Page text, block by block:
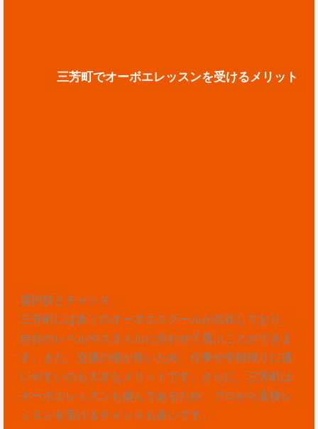
三芳町でオーボエレッスンを受けるメリット
選択肢とチャンス
三芳町には多くのオーボエスクールが点在しており、
自分のレベルやスタイルに合わせて選ぶことができま
す。また、交通の便が良いため、仕事や学校帰りに通
いやすいのも大きなメリットです。さらに、三芳町は
オーボエレッスンも盛んであるため、プロから直接レ
ッスンを受けるチャンスも多いです。